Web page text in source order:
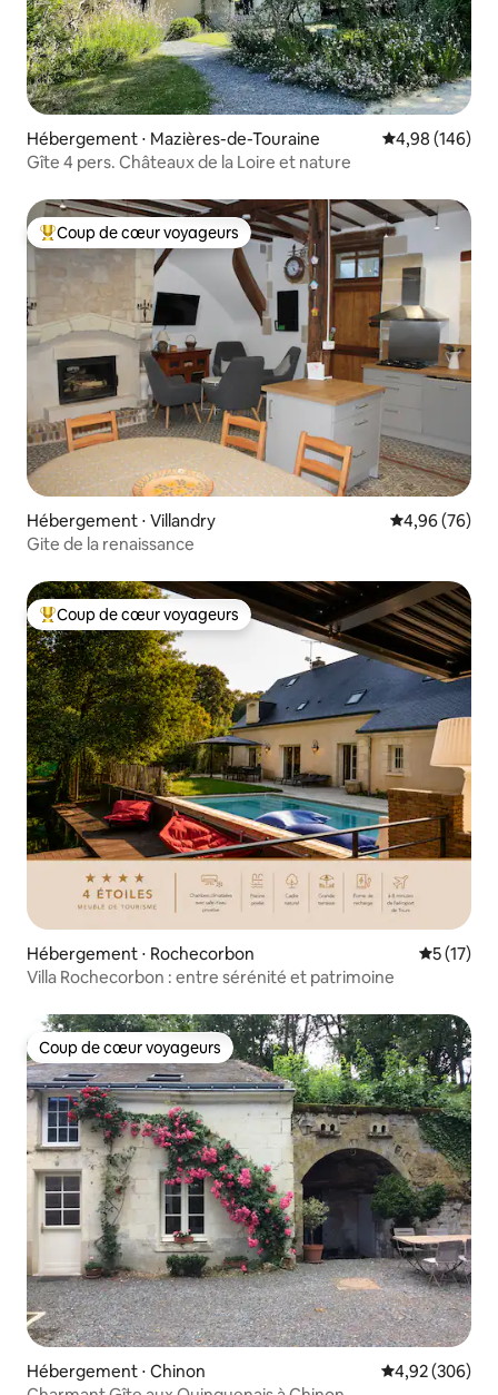
Hébergement ⋅ Mazières-de-Touraine Évaluation
4,98 (146)
Gîte 4 pers. Châteaux de la Loire et nature
Coups de cœur voyageurs les plus appréciés
Coup de cœur voyageurs
Hébergement ⋅ Villandry Évaluation
4,96 (76)
Gite de la renaissance
Coups de cœur voyageurs les plus appréciés
Coup de cœur voyageurs
Hébergement ⋅ Rochecorbon
5 (17)
Villa Rochecorbon : entre sérénité et patrimoine
Coup de cœur voyageurs
Coup de cœur voyageurs
Hébergement ⋅ Chinon Évaluation
4,92 (306)